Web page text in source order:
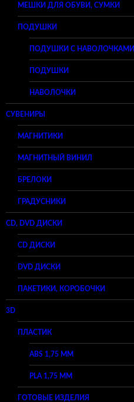
МЕШКИ ДЛЯ ОБУВИ, СУМКИ
ПОДУШКИ
ПОДУШКИ С НАВОЛОЧКАМИ
ПОДУШКИ
НАВОЛОЧКИ
СУВЕНИРЫ
МАГНИТИКИ
МАГНИТНЫЙ ВИНИЛ
БРЕЛОКИ
ГРАДУСНИКИ
CD, DVD ДИСКИ
CD ДИСКИ
DVD ДИСКИ
ПАКЕТИКИ, КОРОБОЧКИ
3D
ПЛАСТИК
ABS 1,75 ММ
PLA 1,75 ММ
ГОТОВЫЕ ИЗДЕЛИЯ